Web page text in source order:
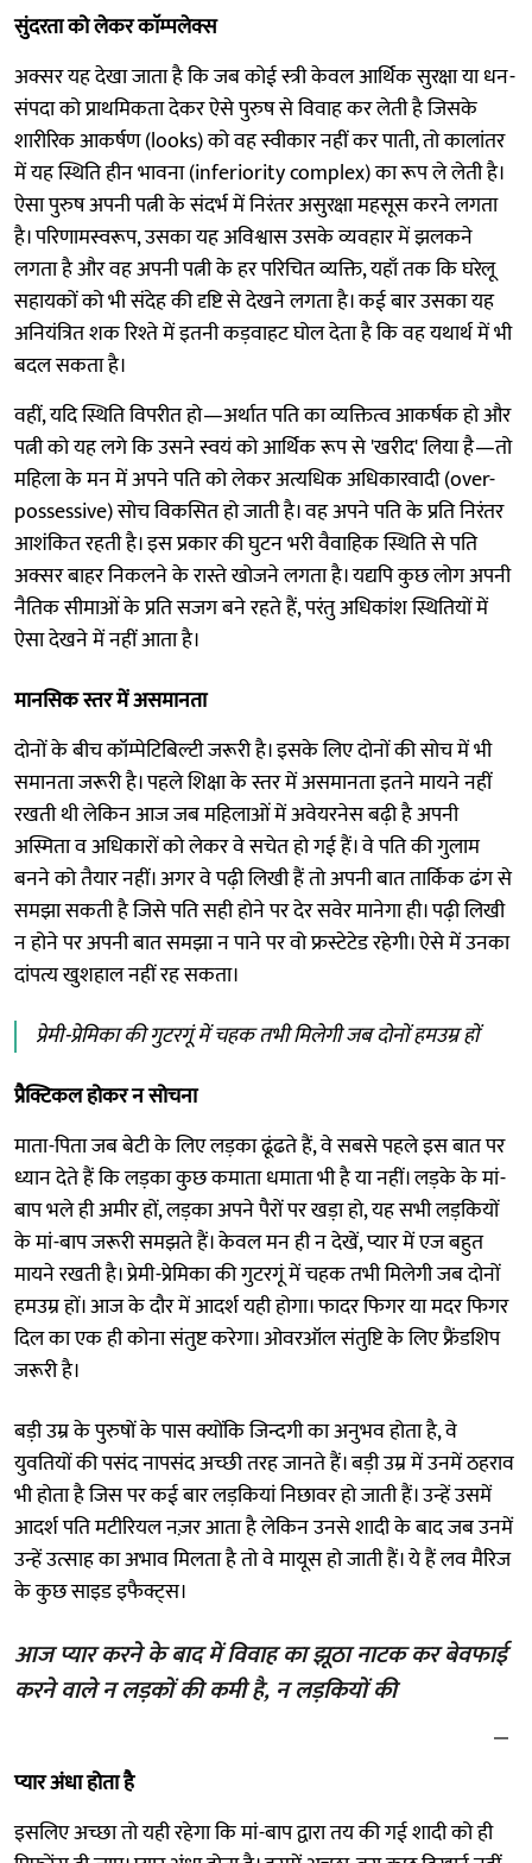
सुंदरता को लेकर काॅम्पलेक्स
अक्सर यह देखा जाता है कि जब कोई स्त्री केवल आर्थिक सुरक्षा या धन-
संपदा को प्राथमिकता देकर ऐसे पुरुष से विवाह कर लेती है जिसके
शारीरिक आकर्षण (looks) को वह स्वीकार नहीं कर पाती, तो कालांतर
में यह स्थिति हीन भावना (inferiority complex) का रूप ले लेती है।
ऐसा पुरुष अपनी पत्नी के संदर्भ में निरंतर असुरक्षा महसूस करने लगता
है। परिणामस्वरूप, उसका यह अविश्वास उसके व्यवहार में झलकने
लगता है और वह अपनी पत्नी के हर परिचित व्यक्ति, यहाँ तक कि घरेलू
सहायकों को भी संदेह की दृष्टि से देखने लगता है। कई बार उसका यह
अनियंत्रित शक रिश्ते में इतनी कड़वाहट घोल देता है कि वह यथार्थ में भी
बदल सकता है।
वहीं, यदि स्थिति विपरीत हो—अर्थात पति का व्यक्तित्व आकर्षक हो और
पत्नी को यह लगे कि उसने स्वयं को आर्थिक रूप से 'खरीद' लिया है—तो
महिला के मन में अपने पति को लेकर अत्यधिक अधिकारवादी (over-
possessive) सोच विकसित हो जाती है। वह अपने पति के प्रति निरंतर
आशंकित रहती है। इस प्रकार की घुटन भरी वैवाहिक स्थिति से पति
अक्सर बाहर निकलने के रास्ते खोजने लगता है। यद्यपि कुछ लोग अपनी
नैतिक सीमाओं के प्रति सजग बने रहते हैं, परंतु अधिकांश स्थितियों में
ऐसा देखने में नहीं आता है।
मानसिक स्तर में असमानता
दोनों के बीच कॉम्पेटिबिल्टी जरूरी है। इसके लिए दोनों की सोच में भी
समानता जरूरी है। पहले शिक्षा के स्तर में असमानता इतने मायने नहीं
रखती थी लेकिन आज जब महिलाओं में अवेयरनेस बढ़ी है अपनी
अस्मिता व अधिकारों को लेकर वे सचेत हो गई हैं। वे पति की गुलाम
बनने को तैयार नहीं। अगर वे पढ़ी लिखी हैं तो अपनी बात तार्किक ढंग से
समझा सकती है जिसे पति सही होने पर देर सवेर मानेगा ही। पढ़ी लिखी
न होने पर अपनी बात समझा न पाने पर वो फ्रस्टेटेड रहेगी। ऐसे में उनका
दांपत्य खुशहाल नहीं रह सकता।
प्रेमी-प्रेमिका की गुटरगूं में चहक तभी मिलेगी जब दोनों हमउम्र हों
प्रैक्टिकल होकर न सोचना
माता-पिता जब बेटी के लिए लड़का ढूंढते हैं, वे सबसे पहले इस बात पर
ध्यान देते हैं कि लड़का कुछ कमाता धमाता भी है या नहीं। लड़के के मां-
बाप भले ही अमीर हों, लड़का अपने पैरों पर खड़ा हो, यह सभी लड़कियों
के मां-बाप जरूरी समझते हैं। केवल मन ही न देखें, प्यार में एज बहुत
मायने रखती है। प्रेमी-प्रेमिका की गुटरगूं में चहक तभी मिलेगी जब दोनों
हमउम्र हों। आज के दौर में आदर्श यही होगा। फादर फिगर या मदर फिगर
दिल का एक ही कोना संतुष्ट करेगा। ओवरऑल संतुष्टि के लिए फ्रैंडशिप
जरूरी है।
बड़ी उम्र के पुरुषों के पास क्योंकि जिन्दगी का अनुभव होता है, वे
युवतियों की पसंद नापसंद अच्छी तरह जानते हैं। बड़ी उम्र में उनमें ठहराव
भी होता है जिस पर कई बार लड़कियां निछावर हो जाती हैं। उन्हें उसमें
आदर्श पति मटीरियल नज़र आता है लेकिन उनसे शादी के बाद जब उनमें
उन्हें उत्साह का अभाव मिलता है तो वे मायूस हो जाती हैं। ये हैं लव मैरिज
के कुछ साइड इफैक्ट्स।
आज प्यार करने के बाद में विवाह का झूठा नाटक कर बेवफाई
करने वाले न लड़कों की कमी है, न लड़कियों की
प्यार अंधा होता है
इसलिए अच्छा तो यही रहेगा कि मां-बाप द्वारा तय की गई शादी को ही